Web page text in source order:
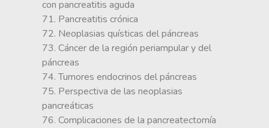
con pancreatitis aguda
71. Pancreatitis crónica
72. Neoplasias quísticas del páncreas
73. Cáncer de la región periampular y del
páncreas
74. Tumores endocrinos del páncreas
75. Perspectiva de las neoplasias
pancreáticas
76. Complicaciones de la pancreatectomía